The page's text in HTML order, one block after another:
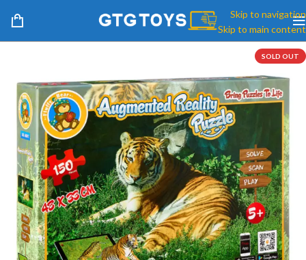
Skip to navigation
Skip to main content
SOLD OUT